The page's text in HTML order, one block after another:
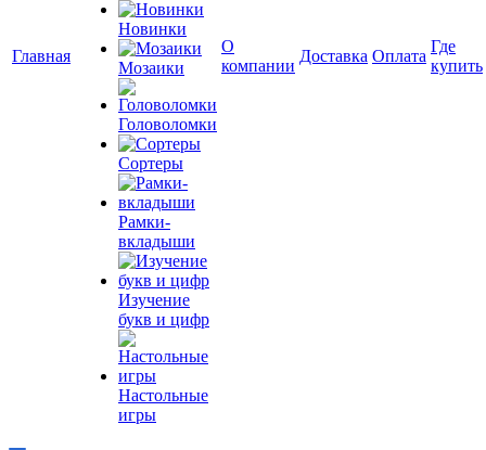
Главная
Новинки
Мозаики
Головоломки
Сортеры
Рамки-
вкладыши
Изучение
букв и цифр
Настольные
игры
О
компании
Доставка Оплата
Где
купить